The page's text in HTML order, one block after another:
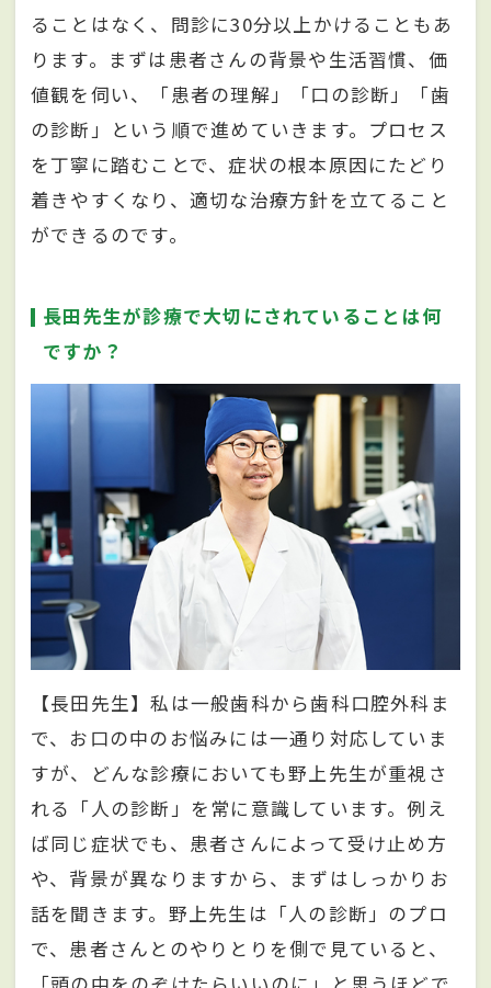
ることはなく、問診に30分以上かけることもあ
ります。まずは患者さんの背景や生活習慣、価
値観を伺い、「患者の理解」「口の診断」「歯
の診断」という順で進めていきます。プロセス
を丁寧に踏むことで、症状の根本原因にたどり
着きやすくなり、適切な治療方針を立てること
ができるのです。
長田先生が診療で大切にされていることは何
ですか？
【長田先生】私は一般歯科から歯科口腔外科ま
で、お口の中のお悩みには一通り対応していま
すが、どんな診療においても野上先生が重視さ
れる「人の診断」を常に意識しています。例え
ば同じ症状でも、患者さんによって受け止め方
や、背景が異なりますから、まずはしっかりお
話を聞きます。野上先生は「人の診断」のプロ
で、患者さんとのやりとりを側で見ていると、